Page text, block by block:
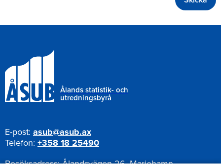
Ålands statistik- och
utredningsbyrå
E-post: asub@asub.ax
Telefon: +358 18 25490